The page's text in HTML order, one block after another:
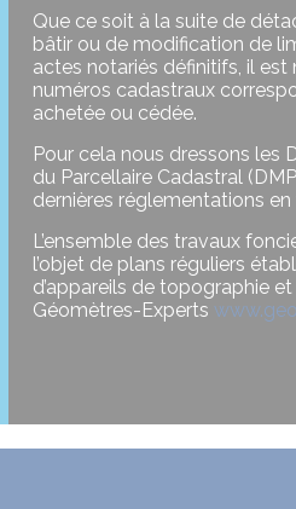
Que ce soit à la suite de
bâtir ou de modification de
actes notariés définitifs, il est
numéros cadastraux
achetée ou cédée.
Pour cela nous dressons les
du Parcellaire Cadastral
dernières réglementations en
L’ensemble des travaux
l’objet de plans réguliers
d’appareils de topographie
Géomètres-Experts